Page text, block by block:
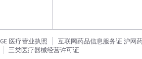
GE 医疗营业执照 互联网药品信息服务证 沪网
三类医疗器械经营许可证